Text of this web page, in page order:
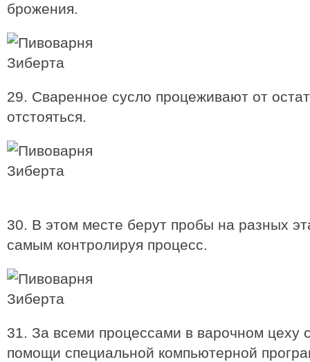
брожения.
29. Сваренное сусло процеживают от
отстояться.
30. В этом месте берут пробы на разных
самым контролируя процесс.
31. За всеми процессами в варочном цеху
помощи специальной компьютерной